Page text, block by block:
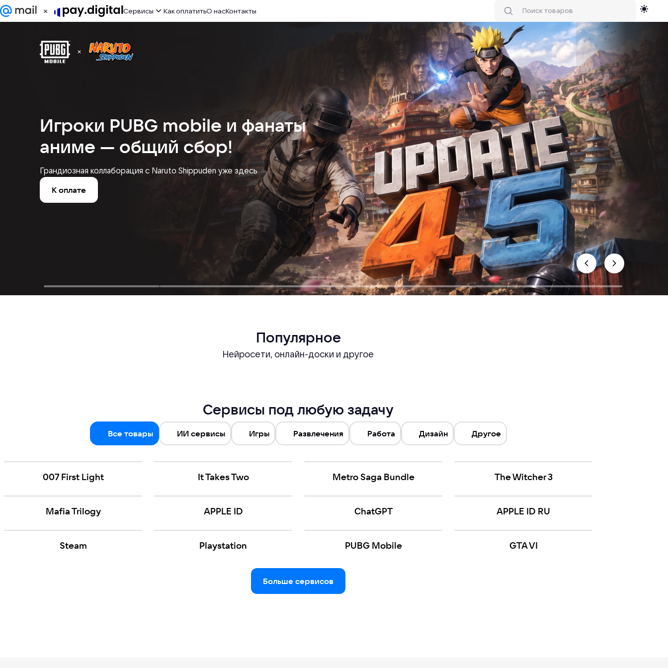
Сервисы
Дизайн
Другое
Как оплатитьО насКонтакты
Игроки PUBG mobile и фанаты
аниме — общий сбор!
Грандиозная коллаборация с Naruto Shippuden уже здесь
К оплате
Популярное
Нейросети, онлайн-доски и другое
Сервисы под любую задачу
Все товары ИИ сервисы Игры Развлечения Работа Дизайн Другое
007 First Light It Takes Two Metro Saga Bundle The Witcher 3
Mafia Trilogy APPLE ID ChatGPT APPLE ID RU
Steam Playstation PUBG Mobile GTA VI
Больше сервисов